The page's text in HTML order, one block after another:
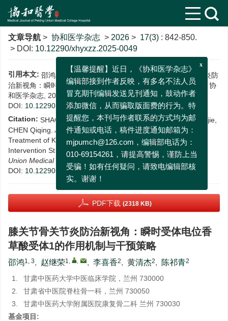
文章导航 > 协和医学杂志 > 2026 > 17(3) : 842-850.
> DOI: 10.12290/xhyxzz.2025-0049
引用本文: 邵鸿, 赵继荣, 李喜香, 黄清杰, 陈祁青. 膝关节骨关节炎防
治新视角：瞬时受体电位香草酸受体1的作用机制与干预策略[J]. 协
和医学杂志, 2026, 17(3): 842-850.
DOI: 10.12290/xhyxzz.2025-0049
Citation: SHAO Hong, ZHAO Jirong, LI Xixiang, HUANG Qingjie,
CHEN Qiqing. A New Perspective on the Prevention and
Treatment of Knee Osteoarthritis: the Mechanism and
Intervention Strategy of TRPV1[J].
Medical Journal of Peking
Union Medical College Hospital
, 2026, 17(3): 842-850.
DOI: 10.12290/xhyxzz.2025-0049
PDF下载 (2318 KB)
膝关节骨关节炎防治新视角：瞬时受体电位香
草酸受体1的作用机制与干预策略
邵鸿1, 3, 赵继荣1, , , 李喜香2, 黄清杰2, 陈祁青2
1.
甘肃中医药大学中医临床学院，兰州 730000
2.
甘肃省中医院脊柱骨一科，兰州 730050
3.
甘肃中医药大学附属医院康复骨二科 兰州 730030
基金项目:
【温馨提醒】近日，《协和医学杂志》
编辑部接到作者反映，有多名不法人员
冒充期刊编辑发送见刊通知，鼓动作者
添加微信，从而骗取版面费的行为。特
提醒您，本刊与作者联系的方式均为邮
件通知或电话，稿件进度通知邮箱为：
mjpumch@126.com，编辑部电话为：
010-69154261，请提高警惕，谨防上当
受骗！如有任何疑问，请致电编辑部核
实。谢谢！